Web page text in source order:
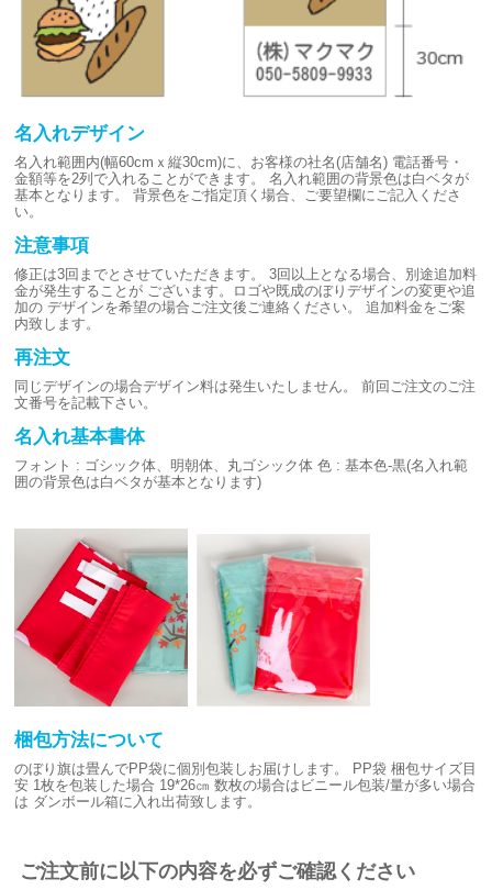
名入れデザイン
名入れ範囲内(幅60cmｘ縦30cm)に、お客様の社名(店舗名) 電話番号・
金額等を2列で入れることができます。
名入れ範囲の背景色は白ベタが
基本となります。
背景色をご指定頂く場合、ご要望欄にご記入くださ
い。
注意事項
修正は3回までとさせていただきます。
3回以上となる場合、別途追加料
金が発生することが ございます。ロゴや既成のぼりデザインの変更や追
加の デザインを希望の場合ご注文後ご連絡ください。
追加料金をご案
内致します。
再注文
同じデザインの場合デザイン料は発生いたしません。
前回ご注文のご注
文番号を記載下さい。
名入れ基本書体
フォント : ゴシック体、明朝体、丸ゴシック体 色 : 基本色-黒(名入れ範
囲の背景色は白ベタが基本となります)
梱包方法について
のぼり旗は畳んでPP袋に個別包装しお届けします。
PP袋 梱包サイズ目
安 1枚を包装した場合 19*26㎝ 数枚の場合はビニール包装/量が多い場合
は ダンボール箱に入れ出荷致します。
ご注文前に以下の内容を必ずご確認ください